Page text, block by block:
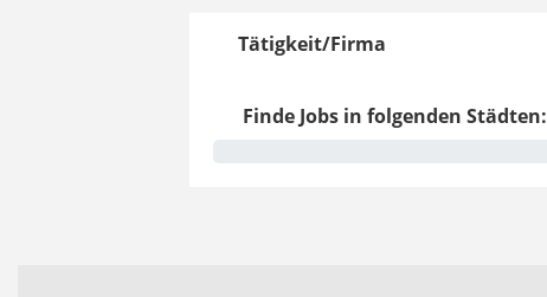
Tätigkeit/Firma
Finde Jobs in folgenden Städten: